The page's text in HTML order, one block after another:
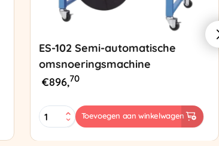
ES-102 Semi-automatische
omsnoeringsmachine
€896,70
ES-
102
Toevoegen aan winkelwagen